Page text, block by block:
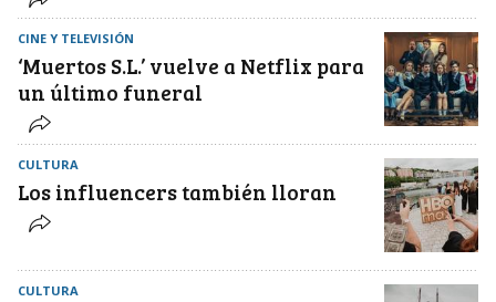
CINE Y TELEVISIÓN
‘Muertos S.L.’ vuelve a Netflix para
un último funeral
CULTURA
Los influencers también lloran
CULTURA